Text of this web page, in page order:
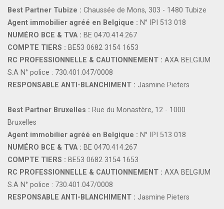
Best Partner Tubize : Chaussée de Mons, 303 - 1480 Tubize
Agent immobilier agréé en Belgique : N° IPI 513 018
NUMÉRO BCE & TVA : BE 0470.414.267
COMPTE TIERS : BE53 0682 3154 1653
RC PROFESSIONNELLE & CAUTIONNEMENT : AXA BELGIUM
S.A N° police : 730.401.047/0008
RESPONSABLE ANTI-BLANCHIMENT : Jasmine Pieters
Best Partner Bruxelles : Rue du Monastère, 12 - 1000
Bruxelles
Agent immobilier agréé en Belgique : N° IPI 513 018
NUMÉRO BCE & TVA : BE 0470.414.267
COMPTE TIERS : BE53 0682 3154 1653
RC PROFESSIONNELLE & CAUTIONNEMENT : AXA BELGIUM
S.A N° police : 730.401.047/0008
RESPONSABLE ANTI-BLANCHIMENT : Jasmine Pieters